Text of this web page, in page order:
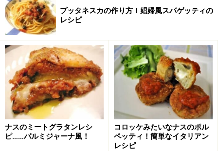
さらに美味しく召し上がれます。
パネットーネをネットで♪
パンドーロ
Il Pandoro
意外と知られていないパンドーロ。こちらはパネトーネ
とは異なり、ドライフルーツなどが入らない、スポンジ
系の大きめのケーキ。卵を多く使うことからパンドーロ
（黄金のパン）と呼ばれています。こちらはミラノのあ
るロンバルディア州の隣、ヴェネト州が発祥といわれて
います。ですからパンドーロの箱にもPan d'oro di
プッタネスカの作り方！娼婦風スパゲッティの
レシピ
ナスのミートグラタンレシ
ピ……パルミジャーナ風！
コロッケみたいなナスのポル
ペッティ！簡単なイタリアン
レシピ